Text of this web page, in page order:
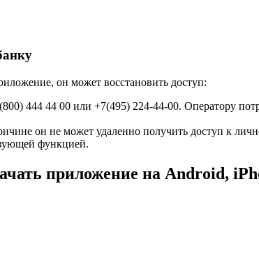
он может восстановить доступ:
444 44 00 или +7(495) 224-44-00. Оператору
он не может удаленно получить доступ к
функцией.
приложение на Android,